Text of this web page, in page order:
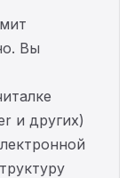
Вы
и других)